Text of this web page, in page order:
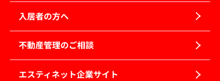
入居者の方へ
不動産管理のご相談
エスティネット企業サイト